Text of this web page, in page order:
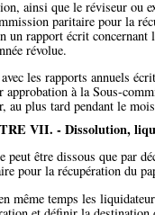
ainsi que le réviseur ou
paritaire pour la
un rapport écrit concernant
révolue.
les rapports annuels
approbation à la Sous-
au plus tard pendant le
VII. - Dissolution,
peut être dissous que par
pour la récupération du
même temps les